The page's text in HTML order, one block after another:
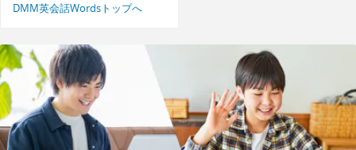
DMM英会話Wordsトップへ